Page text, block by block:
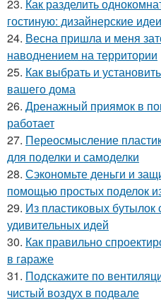
23. Как разделить
гостиную: дизайнерские идеи
24. Весна пришла и меня
наводнением на территории
25. Как выбрать и
вашего дома
26. Дренажный приямок в
работает
27. Переосмысление
для поделки и самоделки
28. Сэкономьте деньги и
помощью простых поделок
29. Из пластиковых бутылок
удивительных идей
30. Как правильно
в гараже
31. Подскажите по
чистый воздух в подвале